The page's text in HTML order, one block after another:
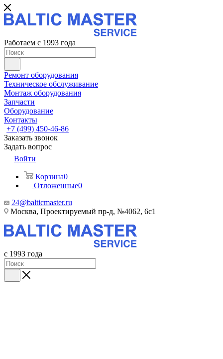
Работаем с 1993 года
Ремонт оборудования
Техническое обслуживание
Монтаж оборудования
Запчасти
Оборудование
Контакты
+7 (499) 450-46-86
Заказать звонок
Задать вопрос
Войти
Корзина0
Отложенные0
24@balticmaster.ru
Москва, Проектируемый пр-д, №4062, 6с1
с 1993 года